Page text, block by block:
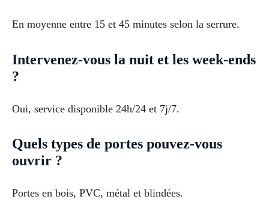
En moyenne entre 15 et 45 minutes selon la serrure.
Intervenez-vous la nuit et les week-ends
?
Oui, service disponible 24h/24 et 7j/7.
Quels types de portes pouvez-vous
ouvrir ?
Portes en bois, PVC, métal et blindées.